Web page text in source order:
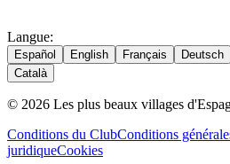
Langue:
Español English Français Deutsch
Català
© 2026 Les plus beaux villages
Conditions du ClubConditions
juridiqueCookies